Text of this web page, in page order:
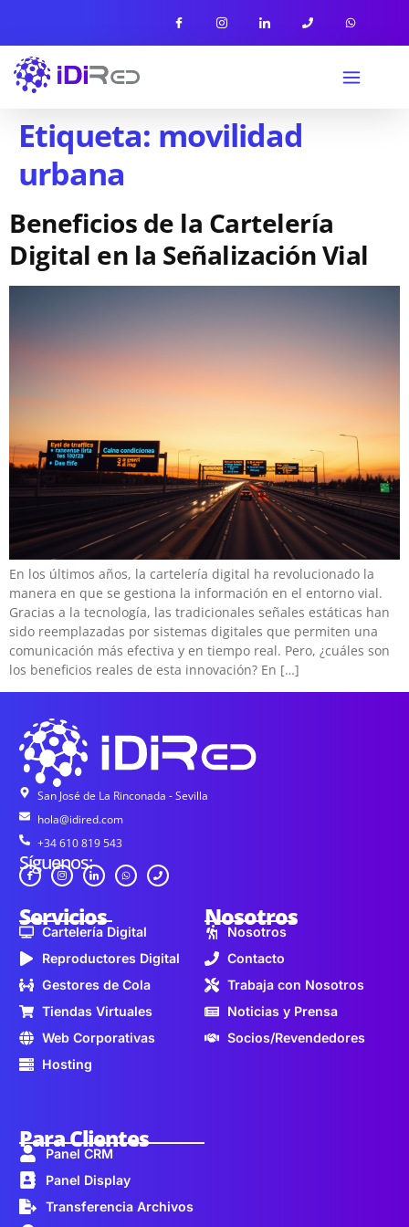
Etiqueta: movilidad
urbana
Beneficios de la Cartelería
Digital en la Señalización Vial
En los últimos años, la cartelería digital ha revolucionado la
manera en que se gestiona la información en el entorno vial.
Gracias a la tecnología, las tradicionales señales estáticas han
sido reemplazadas por sistemas digitales que permiten una
comunicación más efectiva y en tiempo real. Pero, ¿cuáles son
los beneficios reales de esta innovación? En […]
San José de La Rinconada - Sevilla
hola@idired.com
+34 610 819 543
Síguenos:
Servicios
Cartelería Digital
Reproductores Digital
Gestores de Cola
Tiendas Virtuales
Web Corporativas
Hosting
Nosotros
Nosotros
Contacto
Trabaja con Nosotros
Noticias y Prensa
Socios/Revendedores
Para Clientes
Panel CRM
Panel Display
Transferencia Archivos